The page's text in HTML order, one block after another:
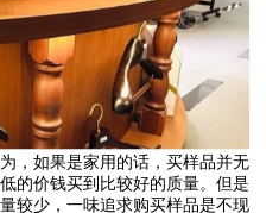
，如果是家用的话，买样品并无
的价钱买到比较好的质量。但是
较少，一味追求购买样品是不现